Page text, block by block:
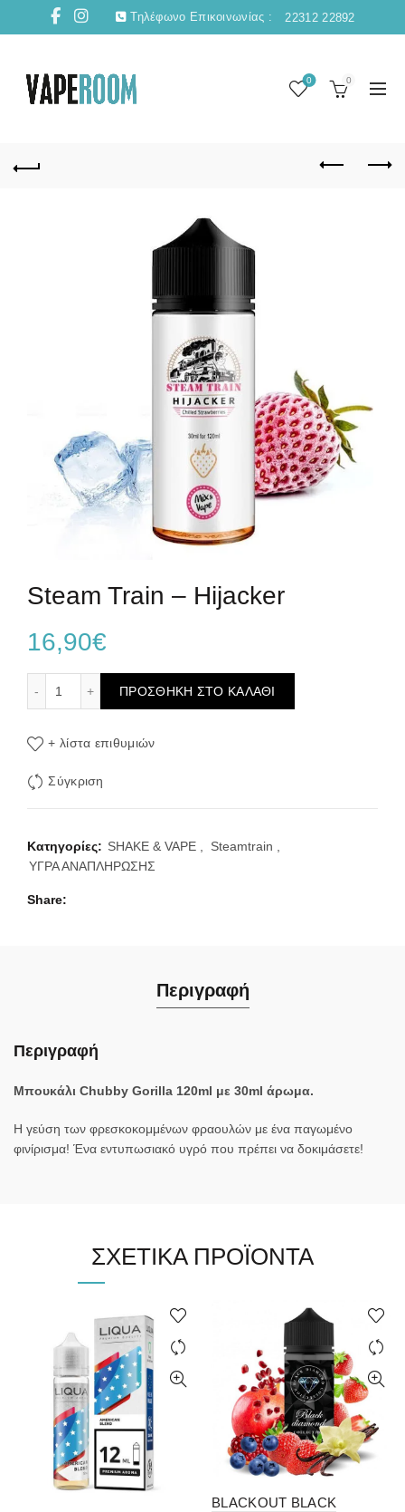
Τηλέφωνο Επικοινωνίας : 22312 22892
0 0
Steam Train – Hijacker
16,90€
ΠΡΟΣΘΉΚΗ ΣΤΟ ΚΑΛΆΘΙ
+ λίστα επιθυμιών
Σύγκριση
Κατηγορίες: SHAKE & VAPE Steamtrain
ΥΓΡΑ ΑΝΑΠΛΗΡΩΣΗΣ
Share
Περιγραφή
Περιγραφή
Μπουκάλι Chubby Gorilla 120ml με 30ml άρωμα.
Η γεύση των φρεσκοκομμένων φραουλών με ένα παγωμένο
φινίρισμα! Ένα εντυπωσιακό υγρό που πρέπει να δοκιμάσετε!
ΣΧΕΤΙΚΆ ΠΡΟΪΌΝΤΑ
BLACKOUT BLACK